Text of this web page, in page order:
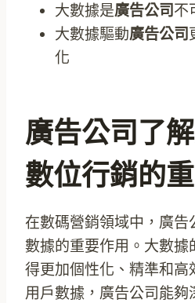
大數據是廣告公司不
大數據驅動廣告公司
化
廣告公司了
數位行銷的
在數碼營銷領域中，廣告
數據的重要作用。大數據
得更加個性化、精準和高
用戶數據，廣告公司能夠